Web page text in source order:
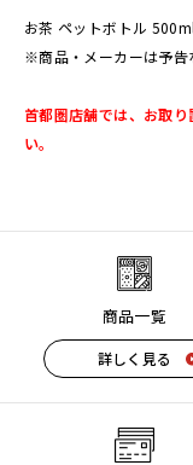
お茶 ペットボトル 500ml
※商品・メーカーは予告
首都圏店舗では、お取
い。
商品一覧
詳しく見る